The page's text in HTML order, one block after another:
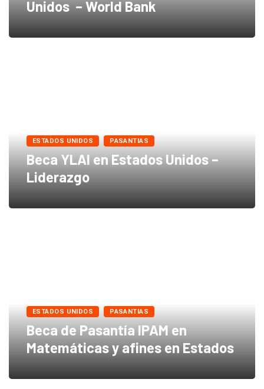
Unidos – World Bank
ESTADOS UNIDOS PASANTIAS
Beca YLAI en Estados Unidos –
Liderazgo
ESTADOS UNIDOS PASANTIAS
Beca de Pasantía IPAM en
Matemáticas y afines en Estados